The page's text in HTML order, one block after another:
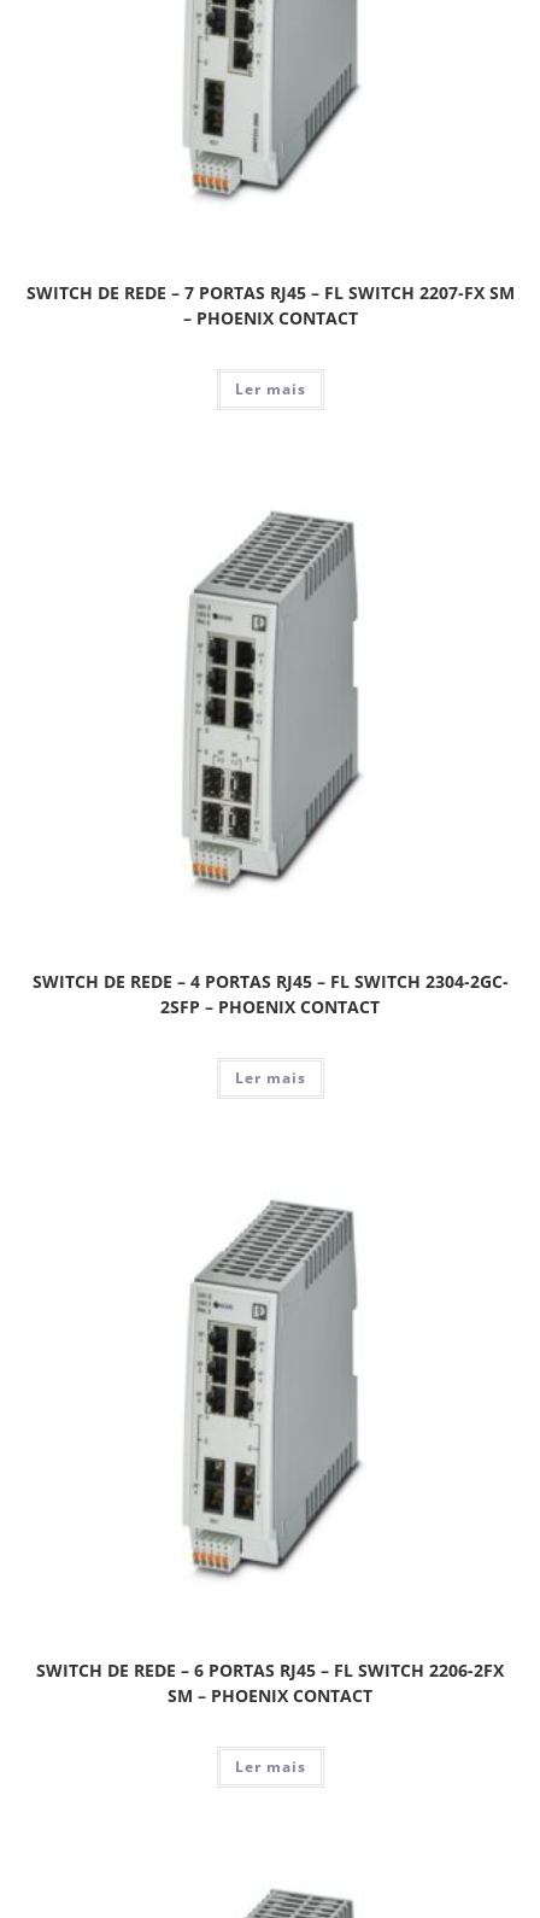
SWITCH DE REDE – 7 PORTAS RJ45 – FL SWITCH 2207-FX SM
– PHOENIX CONTACT
Ler mais
SWITCH DE REDE – 4 PORTAS RJ45 – FL SWITCH 2304-2GC-
2SFP – PHOENIX CONTACT
Ler mais
SWITCH DE REDE – 6 PORTAS RJ45 – FL SWITCH 2206-2FX
SM – PHOENIX CONTACT
Ler mais